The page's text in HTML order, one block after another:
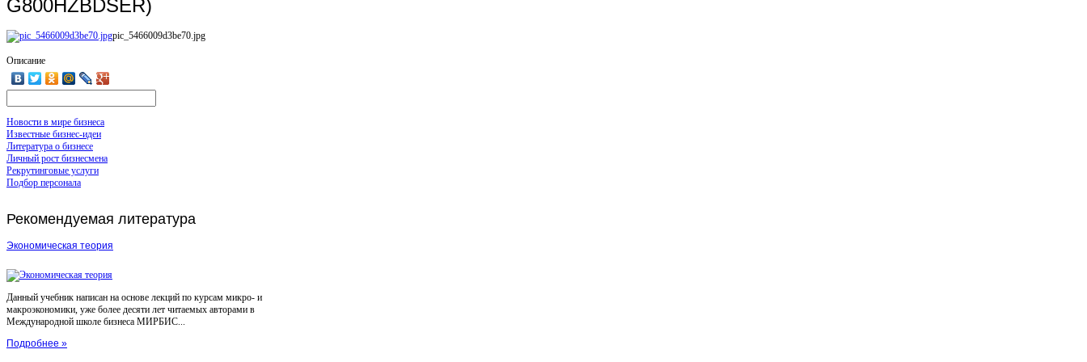
G800HZBDSER)
pic_5466009d3be70.jpg
Описание
Новости в мире бизнеса
Известные бизнес-идеи
Литература о бизнесе
Личный рост бизнесмена
Рекрутинговые услуги
Подбор персонала
Рекомендуемая литература
Экономическая теория
Данный учебник написан на основе лекций по курсам микро- и
макроэкономики, уже более десяти лет читаемых авторами в
Международной школе бизнеса МИРБИС...
Подробнее »